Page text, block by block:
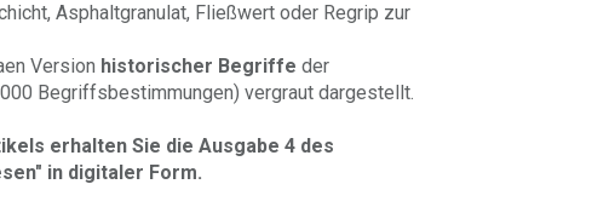
Asphaltgranulat, Fließwert oder Regrip zur
Version historischer Begriffeder
Begriffsbestimmungen) vergraut dargestellt.
erhalten Sie die Ausgabe 4 des
in digitaler Form.